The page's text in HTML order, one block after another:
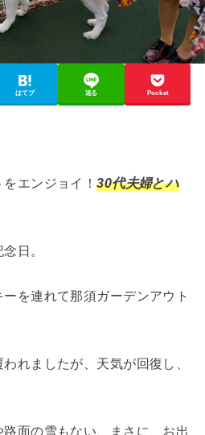
はてブ 送る Pocket
をエンジョイ！30代夫婦とハ
日。
を連れて那須ガーデンアウト
れましたが、天気が回復し、
面の雪もない、まさに、お出